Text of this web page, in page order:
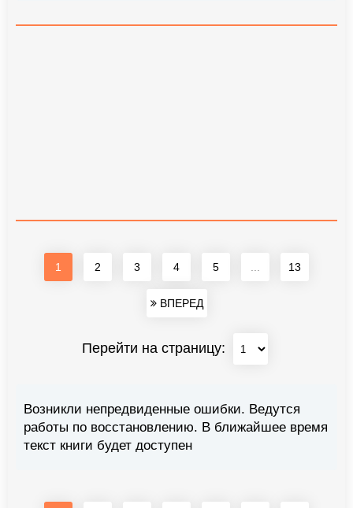
1 2 3 4 5 13
ВПЕРЕД
Перейти на страницу:
Возникли непредвиденные ошибки. Ведутся
работы по восстановлению. В ближайшее время
текст книги будет доступен